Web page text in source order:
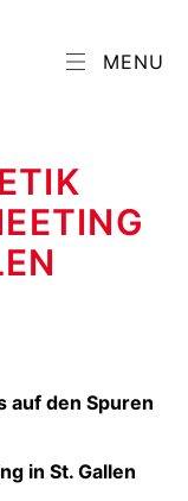
MENU
auf den Spuren
in St. Gallen